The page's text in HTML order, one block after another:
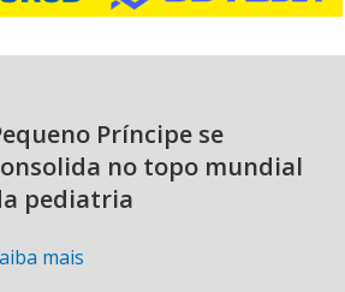
Príncipe se
no topo mundial
pediatria
mais